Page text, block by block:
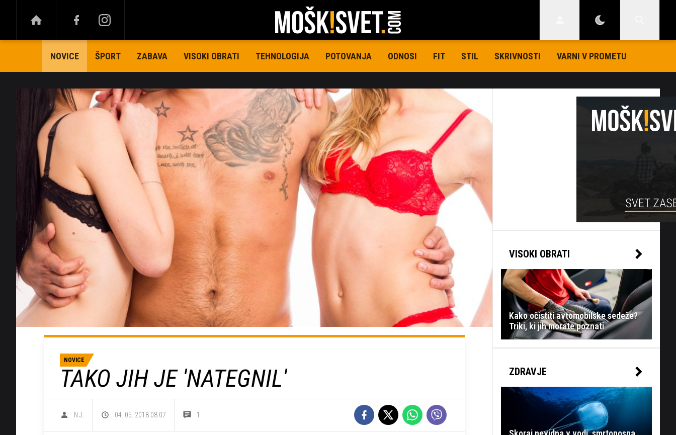
NOVICE ŠPORT ZABAVA VISOKI OBRATI TEHNOLOGIJA POTOVANJA ODNOSI FIT STIL SKRIVNOSTI VARNI V PROMETU
NOVICE
TAKO JIH JE 'NATEGNIL'
N.J. 04. 05. 2018 08.07 1
VISOKI OBRATI
Kako očistiti avtomobilske sedeže?
Triki, ki jih morate poznati
ZDRAVJE